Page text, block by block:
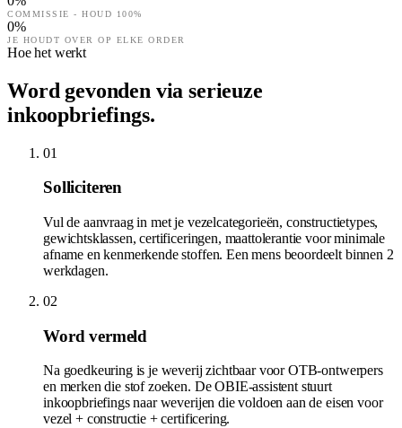
COMMISSIE - HOUD 100%
0%
JE HOUDT OVER OP ELKE ORDER
Hoe het werkt
Word gevonden via serieuze
inkoopbriefings.
01
Solliciteren
Vul de aanvraag in met je vezelcategorieën, constructietypes,
gewichtsklassen, certificeringen, maattolerantie voor minimale
afname en kenmerkende stoffen. Een mens beoordeelt binnen 2
werkdagen.
02
Word vermeld
Na goedkeuring is je weverij zichtbaar voor OTB-ontwerpers
en merken die stof zoeken. De OBIE-assistent stuurt
inkoopbriefings naar weverijen die voldoen aan de eisen voor
vezel + constructie + certificering.